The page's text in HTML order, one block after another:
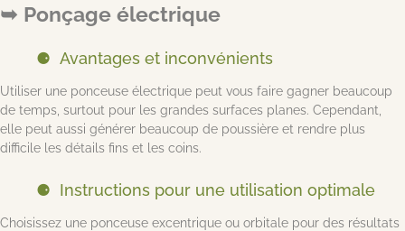
Ponçage électrique
Avantages et inconvénients
Utiliser une ponceuse électrique peut vous faire gagner beaucoup
de temps, surtout pour les grandes surfaces planes. Cependant,
elle peut aussi générer beaucoup de poussière et rendre plus
difficile les détails fins et les coins.
Instructions pour une utilisation optimale
Choisissez une ponceuse excentrique ou orbitale pour des résultats